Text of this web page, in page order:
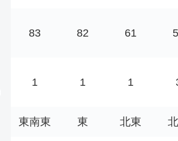
83 82 61
1 1 1
東南東 東 北東